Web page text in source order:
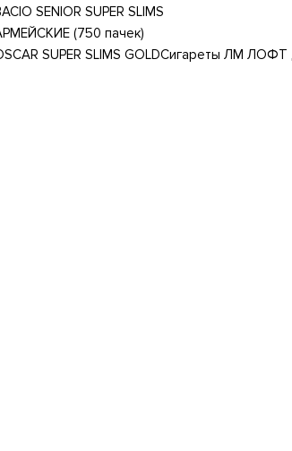
SENIOR SUPER SLIMS
(750 пачек)
SUPER SLIMS GOLDСигареты ЛМ ЛОФТ